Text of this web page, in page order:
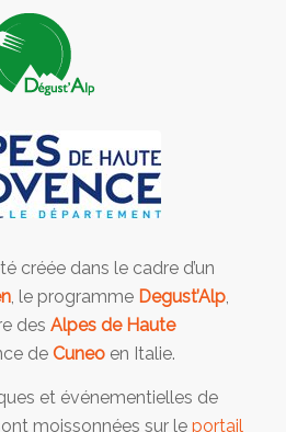
créée dans le cadre d’un
, le programme Degust’Alp,
des Alpes de Haute
de Cuneoen Italie.
et événementielles de
moissonnées sur le portail